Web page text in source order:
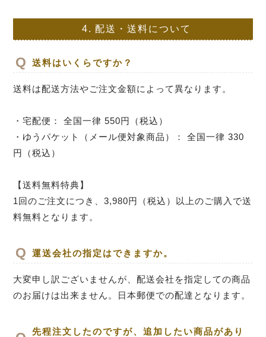
4. 配送・送料について
送料はいくらですか？
送料は配送方法やご注文金額によって異なります。
・宅配便： 全国一律 550円（税込）
・ゆうパケット（メール便対象商品）： 全国一律 330
円（税込）
【送料無料特典】
1回のご注文につき、3,980円（税込）以上のご購入で送
料無料となります。
運送会社の指定はできますか。
大変申し訳ございませんが、配送会社を指定しての商品
のお届けは出来ません。日本郵便での配達となります。
先程注文したのですが、追加したい商品があり